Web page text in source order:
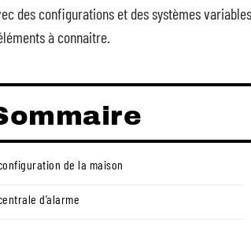
des configurations et des systèmes
à connaitre.
de la maison
d’alarme